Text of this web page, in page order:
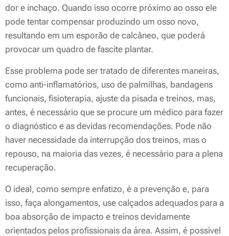
dor e inchaço. Quando isso ocorre próximo ao osso ele
pode tentar compensar produzindo um osso novo,
resultando em um esporão de calcâneo, que poderá
provocar um quadro de fascite plantar.
Esse problema pode ser tratado de diferentes maneiras,
como anti-inflamatórios, uso de palmilhas, bandagens
funcionais, fisioterapia, ajuste da pisada e treinos, mas,
antes, é necessário que se procure um médico para fazer
o diagnóstico e as devidas recomendações. Pode não
haver necessidade da interrupção dos treinos, mas o
repouso, na maioria das vezes, é necessário para a plena
recuperação.
O ideal, como sempre enfatizo, é a prevenção e, para
isso, faça alongamentos, use calçados adequados para a
boa absorção de impacto e treinos devidamente
orientados pelos profissionais da área. Assim, é possível